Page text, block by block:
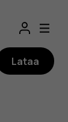
Lataa